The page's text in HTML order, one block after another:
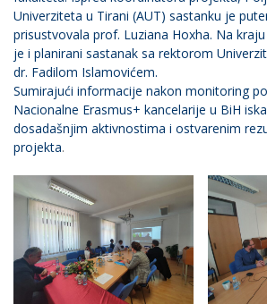
Univerziteta u Tirani (AUT) sastanku je
prisustvovala prof. Luziana Hoxha. Na
je i planirani sastanak sa rektorom
dr. Fadilom Islamovićem.
Sumirajući informacije nakon monitoring
Nacionalne Erasmus+ kancelarije u BiH
dosadašnjim aktivnostima i ostvarenim
projekta.